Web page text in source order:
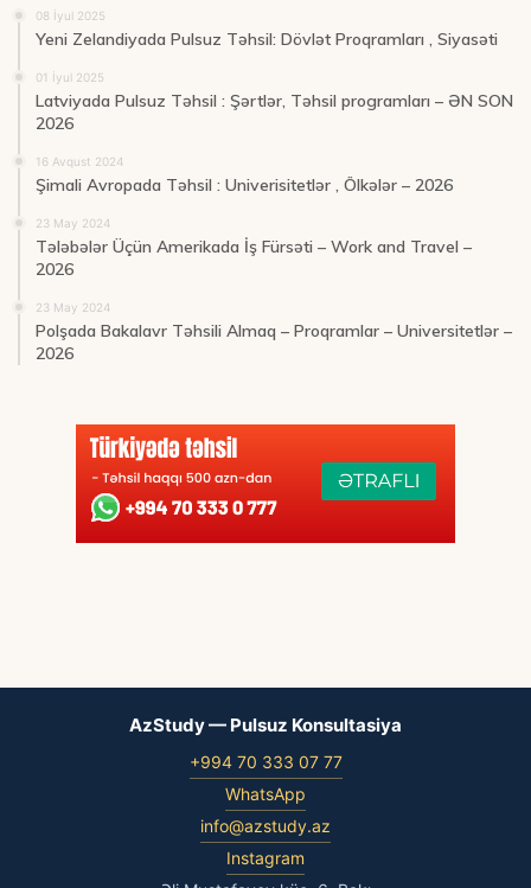
08 İyul 2025
Yeni Zelandiyada Pulsuz Təhsil: Dövlət Proqramları , Siyasəti
01 İyul 2025
Latviyada Pulsuz Təhsil : Şərtlər, Təhsil programları – ƏN SON
2026
16 Avqust 2024
Şimali Avropada Təhsil : Univerisitetlər , Ölkələr – 2026
23 May 2024
Tələbələr Üçün Amerikada İş Fürsəti – Work and Travel –
2026
23 May 2024
Polşada Bakalavr Təhsili Almaq – Proqramlar – Universitetlər –
2026
AzStudy — Pulsuz Konsultasiya
+994 70 333 07 77
WhatsApp
info@azstudy.az
Instagram